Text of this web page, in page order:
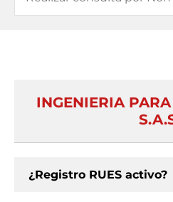
INGENIERIA
¿Registro RUES activo?